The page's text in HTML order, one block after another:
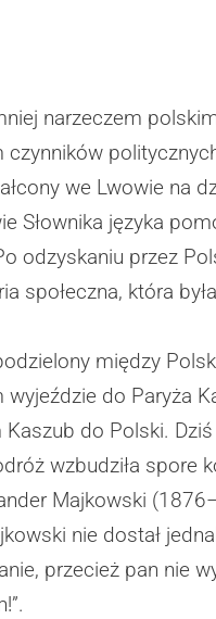
narzeczem
we Lwowie na
Słownika języka
odzyskaniu przez
społeczna, która
między
do Paryża
do Polski.
wzbudziła spore
Majkowski
nie dostał
przecież pan nie